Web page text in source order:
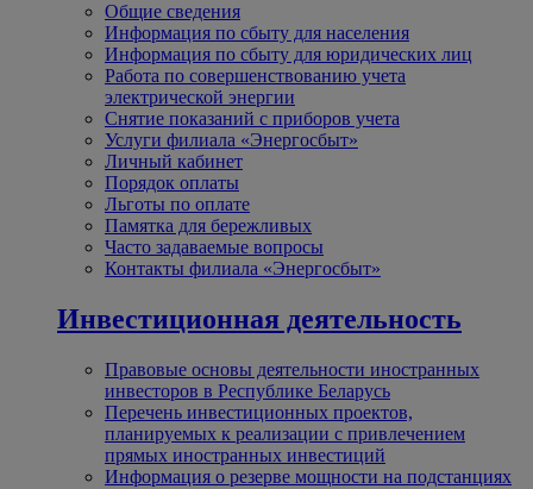
Общие сведения
Информация по сбыту для населения
Информация по сбыту для юридических лиц
Работа по совершенствованию учета
электрической энергии
Снятие показаний с приборов учета
Услуги филиала «Энергосбыт»
Личный кабинет
Порядок оплаты
Льготы по оплате
Памятка для бережливых
Часто задаваемые вопросы
Контакты филиала «Энергосбыт»
Инвестиционная деятельность
Правовые основы деятельности иностранных
инвесторов в Республике Беларусь
Перечень инвестиционных проектов,
планируемых к реализации с привлечением
прямых иностранных инвестиций
Информация о резерве мощности на подстанциях